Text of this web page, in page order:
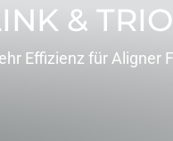
&
Effizienz für Aligner